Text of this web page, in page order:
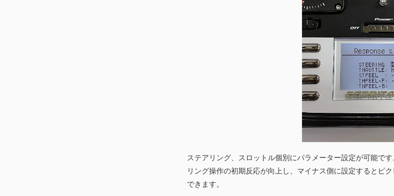
ステアリング、スロットル個別にパラメーター設定が可能で
リング操作の初期反応が向上し、マイナス側に設定するとピ
できます。